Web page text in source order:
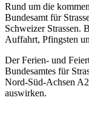
Rund um die
Bundesamt für
Schweizer Strassen.
Auffahrt, Pfingsten
Der Ferien- und
Bundesamtes für
Nord-Süd-Achsen
auswirken.